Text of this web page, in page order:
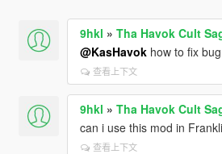
9hkl » Tha Havok Cult
@KasHavokhow to fix
查看上下文
9hkl » Tha Havok Cult
can i use this mod in
查看上下文